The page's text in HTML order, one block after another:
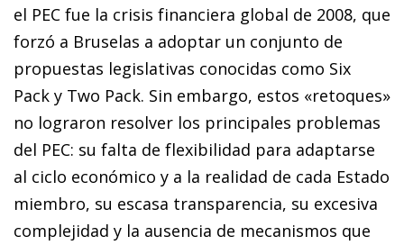
el PEC fue la crisis financiera global de 2008, que
forzó a Bruselas a adoptar un conjunto de
propuestas legislativas conocidas como Six
Pack y Two Pack. Sin embargo, es­­tos «retoques»
no lograron resolver los principales problemas
del PEC: su falta de flexibilidad para adaptarse
al ciclo económico y a la realidad de cada Estado
miembro, su escasa transparencia, su excesiva
complejidad y la ausencia de mecanismos que